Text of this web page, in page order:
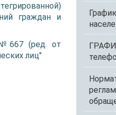
граждан и
№667 (ред. от
лиц"